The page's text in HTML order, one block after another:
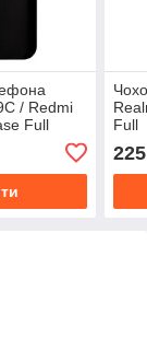
/ Redmi
Full
Full
225